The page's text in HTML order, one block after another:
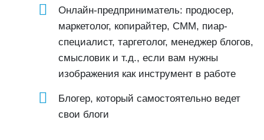
Онлайн-предприниматель: продюсер,
маркетолог, копирайтер, СММ, пиар-
специалист, таргетолог, менеджер блогов,
смысловик и т.д., если вам нужны
изображения как инструмент в работе
Блогер, который самостоятельно ведет
свои блоги